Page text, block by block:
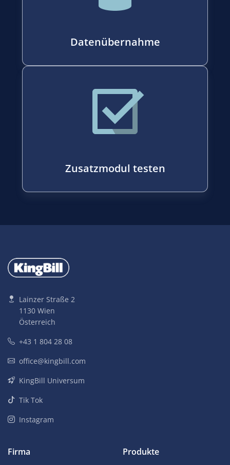
Datenübernahme
Zusatzmodul testen
Lainzer Straße 2
1130 Wien
Österreich
+43 1 804 28 08
office@kingbill.com
KingBill Universum
Tik Tok
Instagram
Firma Produkte